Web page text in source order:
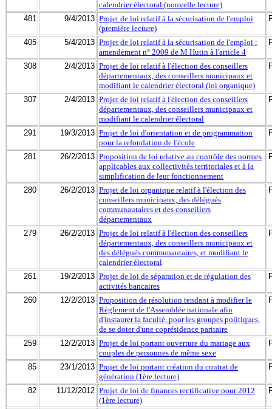
calendrier électoral (nouvelle lecture)
481
9/4/2013 Projet de loi relatif à la sécurisation de l'emploi
(première lecture)
405 5/4/2013 Projet de loi relatif à la sécurisation de l'emploi :
amendement n° 2009 de M Hutin à l'article 4
308 2/4/2013 Projet de loi relatif à l'élection des conseillers
départementaux, des conseillers municipaux et
modifiant le calendrier électoral (loi organique)
307 2/4/2013 Projet de loi relatif à l'élection des conseillers
départementaux, des conseillers municipaux et
modifiant le calendrier électoral
291 19/3/2013 Projet de loi d'orientation et de programmation
pour la refondation de l'école
281 26/2/2013 Proposition de loi relative au contrôle des normes
applicables aux collectivités territoriales et à la
simplification de leur fonctionnement
280 26/2/2013 Projet de loi organique relatif à l'élection des
conseillers municipaux, des délégués
communautaires et des conseillers
départementaux
279 26/2/2013 Projet de loi relatif à l'élection des conseillers
départementaux, des conseillers municipaux et
des délégués communautaires, et modifiant le
calendrier électoral
261 19/2/2013 Projet de loi de séparation et de régulation des
activités bancaires
260 12/2/2013 Proposition de résolution tendant à modifier le
Règlement de l'Assemblée nationale afin
d'instaurer la faculté, pour les groupes politiques,
de se doter d'une coprésidence paritaire
259 12/2/2013 Projet de loi portant ouverture du mariage aux
couples de personnes de même sexe
85 23/1/2013 Projet de loi portant création du contrat de
génération (1ère lecture)
82 11/12/2012 Projet de loi de finances rectificative pour 2012
(1ère lecture)